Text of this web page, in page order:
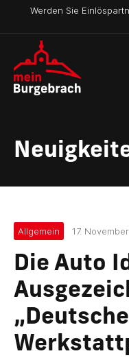
Werden Sie
Allgemein 17.
Die Auto